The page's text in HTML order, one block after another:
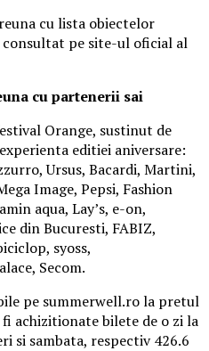
cu lista obiectelor
pe site-ul oficial al
cu partenerii sai
Orange, sustinut de
editiei aniversare:
Ursus, Bacardi, Martini,
Image, Pepsi, Fashion
aqua, Lay’s, e-on,
din Bucuresti, FABIZ,
syoss,
Secom.
pe summerwell.ro la pretul
fi achizitionate bilete de o zi la
si sambata, respectiv 426.6